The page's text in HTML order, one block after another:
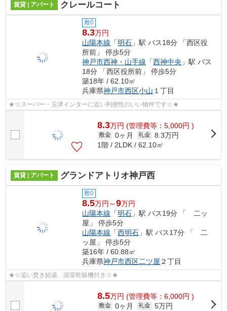
賃貸 | アパート クレールコート
敷0
8.3万円
山陽本線 「明石 」駅 バス18分 「西区役
所前」 停歩5分
神戸市西神・山手線 「西神中央 」駅 バス
18分 「西区役所前」 停歩5分
築18年 / 62.10㎡
兵庫県神戸市西区小山 １丁目
★☆スーパー・玉津インターに近い利便性のいい物件です☆★
8.3万円 (管理費等：5,000円 )
敷金 0ヶ月 礼金 8.3万円
1階 / 2LDK / 62.10㎡
賃貸 | アパート グランドアトリオ神戸西
敷0
8.5万円～9万円
山陽本線 「明石 」駅 バス19分 「 二ッ
屋」 停歩5分
山陽本線 「西明石 」駅 バス17分 「 二
ッ屋」 停歩5分
築16年 / 60.88㎡
兵庫県神戸市西区二ツ屋 ２丁目
★☆追い焚き給湯、浴室乾燥機付き☆★
8.5万円 (管理費等：6,000円 )
敷金 0ヶ月 礼金 5万円